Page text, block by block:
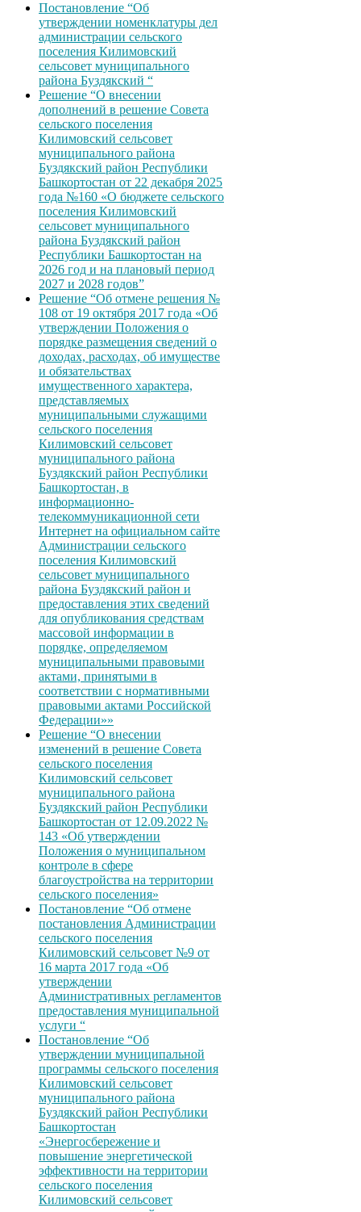
Постановление “Об
утверждении номенклатуры дел
администрации сельского
поселения Килимовский
сельсовет муниципального
района Буздякский “
Решение “О внесении
дополнений в решение Совета
сельского поселения
Килимовский сельсовет
муниципального района
Буздякский район Республики
Башкортостан от 22 декабря 2025
года №160 «О бюджете сельского
поселения Килимовский
сельсовет муниципального
района Буздякский район
Республики Башкортостан на
2026 год и на плановый период
2027 и 2028 годов”
Решение “Об отмене решения №
108 от 19 октября 2017 года «Об
утверждении Положения о
порядке размещения сведений о
доходах, расходах, об имуществе
и обязательствах
имущественного характера,
представляемых
муниципальными служащими
сельского поселения
Килимовский сельсовет
муниципального района
Буздякский район Республики
Башкортостан, в
информационно-
телекоммуникационной сети
Интернет на официальном сайте
Администрации сельского
поселения Килимовский
сельсовет муниципального
района Буздякский район и
предоставления этих сведений
для опубликования средствам
массовой информации в
порядке, определяемом
муниципальными правовыми
актами, принятыми в
соответствии с нормативными
правовыми актами Российской
Федерации»»
Решение “О внесении
изменений в решение Совета
сельского поселения
Килимовский сельсовет
муниципального района
Буздякский район Республики
Башкортостан от 12.09.2022 №
143 «Об утверждении
Положения о муниципальном
контроле в сфере
благоустройства на территории
сельского поселения»
Постановление “Об отмене
постановления Администрации
сельского поселения
Килимовский сельсовет №9 от
16 марта 2017 года «Об
утверждении
Административных регламентов
предоставления муниципальной
услуги “
Постановление “Об
утверждении муниципальной
программы сельского поселения
Килимовский сельсовет
муниципального района
Буздякский район Республики
Башкортостан
«Энергосбережение и
повышение энергетической
эффективности на территории
сельского поселения
Килимовский сельсовет